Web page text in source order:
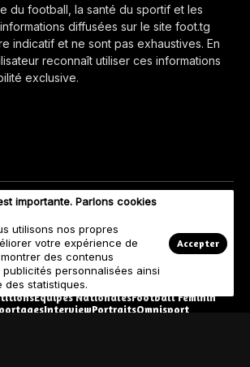
du football, la santé du sportif et les
diffusées sur le site foot.tg
indicatif et ne sont pas exhaustives. En
reconnaît utiliser ces informations
exclusive.
Equipes NationalesFootball Féminin
InterviewPortraitsOmnisport
importante. Parlons cookies
utilisons nos propres
votre expérience de
des contenus
personnalisées ainsi
des statistiques.
Accepter